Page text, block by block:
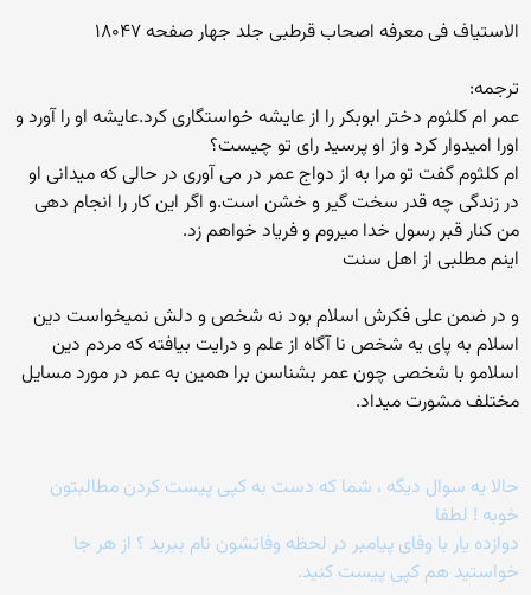
الاستیاف فی معرفه اصحاب قرطبی جلد جهار صفحه ۱۸۰۴۷
ترجمه:
عمر ام کلثوم دختر ابوبکر را از عایشه خواستگاری کرد.عایشه او را آورد و
اورا امیدوار کرد واز او پرسید رای تو چیست؟
ام کلثوم گفت تو مرا به از دواج عمر در می آوری در حالی که میدانی او
در زندگی چه قدر سخت گیر و خشن است.و اگر این کار را انجام دهی
من کنار قبر رسول خدا میروم و فریاد خواهم زد.
اینم مطلبی از اهل سنت
و در ضمن علی فکرش اسلام بود نه شخص و دلش نمیخواست دین
اسلام به پای یه شخص نا آگاه از علم و درایت بیافته که مردم دین
اسلامو با شخصی چون عمر بشناسن برا همین به عمر در مورد مسایل
مختلف مشورت میداد.
حالا یه سوال دیگه ، شما که دست به کپی پیست کردن مطالبتون
خوبه ! لطفا
دوازده یار با وفای پیامبر در لحظه وفاتشون نام ببرید ؟ از هر جا
خواستید هم کپی پیست کنید.